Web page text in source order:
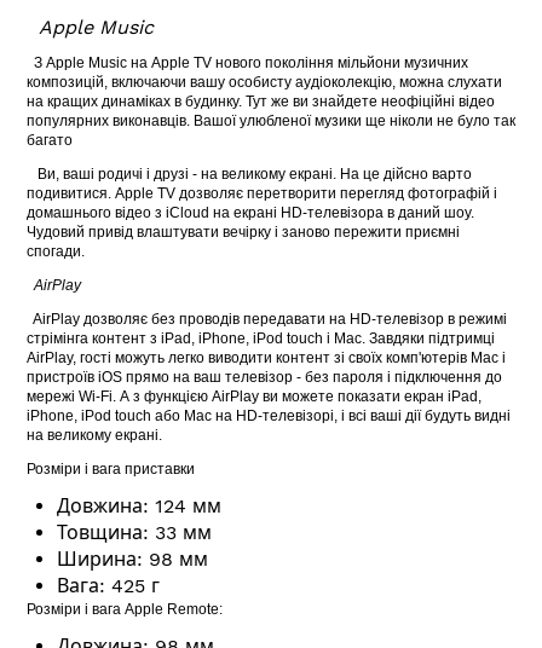
Apple Music
З Apple Music на Apple TV нового покоління мільйони музичних
композицій, включаючи вашу особисту аудіоколекцію, можна слухати
на кращих динаміках в будинку. Тут же ви знайдете неофіційні відео
популярних виконавців. Вашої улюбленої музики ще ніколи не було так
багато
Ви, ваші родичі і друзі - на великому екрані. На це дійсно варто
подивитися. Apple TV дозволяє перетворити перегляд фотографій і
домашнього відео з iCloud на екрані HD-телевізора в даний шоу.
Чудовий привід влаштувати вечірку і заново пережити приємні
спогади.
AirPlay
AirPlay дозволяє без проводів передавати на HD-телевізор в режимі
стрімінга контент з iPad, iPhone, iPod touch і Mac. Завдяки підтримці
AirPlay, гості можуть легко виводити контент зі своїх комп'ютерів Mac і
пристроїв iOS прямо на ваш телевізор - без пароля і підключення до
мережі Wi-Fi. А з функцією AirPlay ви можете показати екран iPad,
iPhone, iPod touch або Mac на HD-телевізорі, і всі ваші дії будуть видні
на великому екрані.
Розміри і вага приставки
Довжина: 124 мм
Товщина: 33 мм
Ширина: 98 мм
Вага: 425 г
Розміри і вага Apple Remote: